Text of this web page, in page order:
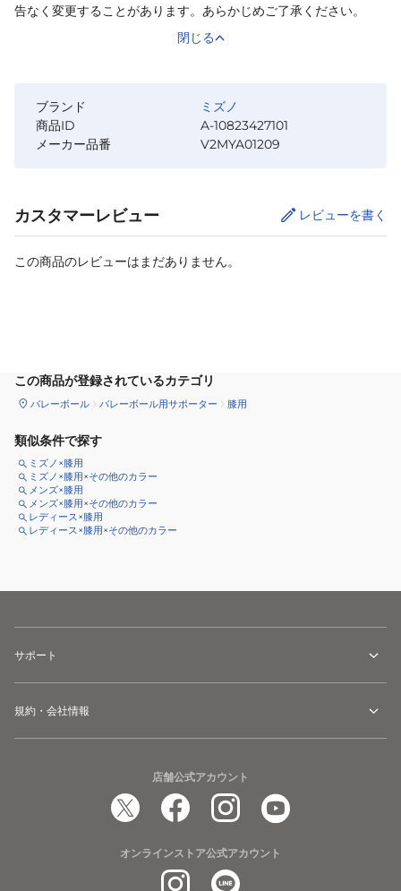
告なく変更することがあります。あらかじめご了承ください。
閉じる
ブランド
ミズノ
商品ID
A-10823427101
メーカー品番
V2MYA01209
カスタマーレビュー レビューを書く
この商品のレビューはまだありません。
この商品が登録されているカテゴリ
バレーボール バレーボール用サポーター 膝用
類似条件で探す
ミズノ×膝用
ミズノ×膝用×その他のカラー
メンズ×膝用
メンズ×膝用×その他のカラー
レディース×膝用
レディース×膝用×その他のカラー
サポート
規約・会社情報
店舗公式アカウント
オンラインストア公式アカウント